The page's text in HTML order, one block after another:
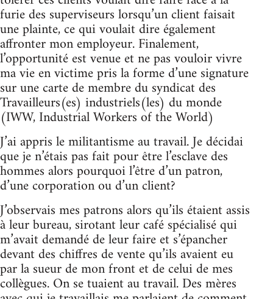
furie des superviseurs lorsqu’un client faisait
une plainte, ce qui voulait dire également
affronter mon employeur. Finalement,
l’opportunité est venue et ne pas vouloir vivre
ma vie en victime pris la forme d’une signature
sur une carte de membre du syndicat des
Travailleurs(es) industriels(les) du monde
(IWW, Industrial Workers of the World)
J’ai appris le militantisme au travail. Je décidai
que je n’étais pas fait pour être l’esclave des
hommes alors pourquoi l’être d’un patron,
d’une corporation ou d’un client?
J’observais mes patrons alors qu’ils étaient assis
à leur bureau, sirotant leur café spécialisé qui
m’avait demandé de leur faire et s’épancher
devant des chiffres de vente qu’ils avaient eu
par la sueur de mon front et de celui de mes
collègues. On se tuaient au travail. Des mères